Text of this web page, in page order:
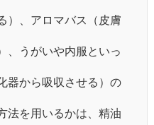
）、アロマバス（皮膚
、うがいや内服といっ
器から吸収させる）の
法を用いるかは、精油